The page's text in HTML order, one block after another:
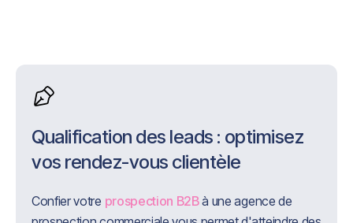
Qualification des leads : optimisez
vos rendez-vous clientèle
Confier votre prospection B2Bà une agence de